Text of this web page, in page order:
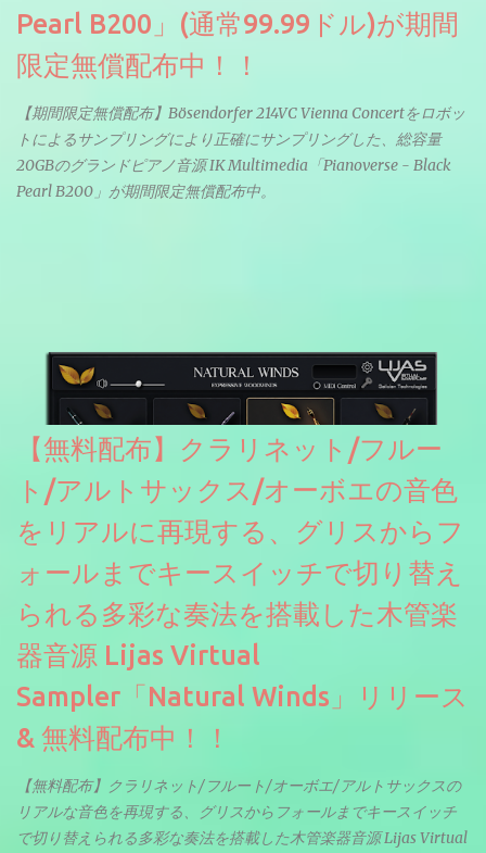
Pearl B200」(通常99.99ドル)が期間
限定無償配布中！！
【期間限定無償配布】Bösendorfer 214VC Vienna Concertをロボッ
トによるサンプリングにより正確にサンプリングした、総容量
20GBのグランドピアノ音源 IK Multimedia「Pianoverse - Black
Pearl B200」が期間限定無償配布中。
【無料配布】クラリネット/フルー
ト/アルトサックス/オーボエの音色
をリアルに再現する、グリスからフ
ォールまでキースイッチで切り替え
られる多彩な奏法を搭載した木管楽
器音源 Lijas Virtual
Sampler「Natural Winds」リリース
& 無料配布中！！
【無料配布】クラリネット/フルート/オーボエ/アルトサックスの
リアルな音色を再現する、グリスからフォールまでキースイッチ
で切り替えられる多彩な奏法を搭載した木管楽器音源 Lijas Virtual